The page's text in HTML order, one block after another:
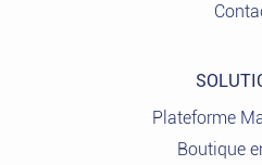
Plateforme
Boutique